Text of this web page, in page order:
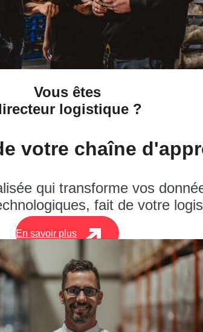
Vous êtes
logistique?
votre chaîne
qui transforme vos
fait de votre
En savoir plus